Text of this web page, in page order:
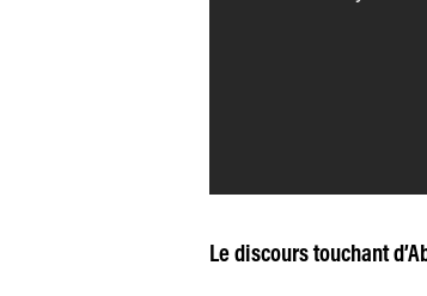
Le discours touchant